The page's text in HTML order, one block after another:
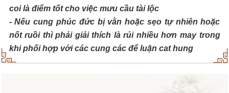
coi là điểm tốt cho việc mưu cầu tài lộc
- Nếu cung phúc đức bị vằn hoặc sẹo tự nhiên hoặc
nốt ruồi thì phải giải thích là rủi nhiều hơn may trong
khi phối hợp với các cung các để luận cat hung